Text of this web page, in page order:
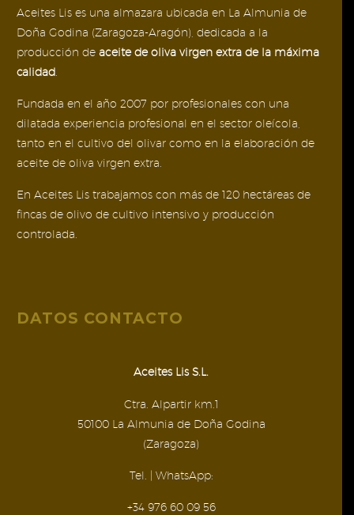
Aceites Lis es una almazara ubicada en La Almunia de
Doña Godina (Zaragoza-Aragón), dedicada a la
producción de aceite de oliva virgen extra de la máxima
calidad
Fundada en el año 2007 por profesionales con una
dilatada experiencia profesional en el sector oleícola,
tanto en el cultivo del olivar como en la elaboración de
aceite de oliva virgen extra.
En Aceites Lis trabajamos con más de 120 hectáreas de
fincas de olivo de cultivo intensivo y producción
controlada.
DATOS CONTACTO
Aceites Lis S.L.
Ctra. Alpartir km.1
50100 La Almunia de Doña Godina
(Zaragoza)
Tel. | WhatsApp:
+34 976 60 09 56